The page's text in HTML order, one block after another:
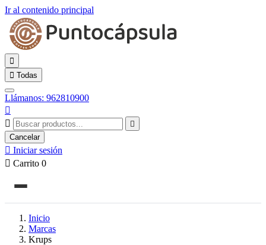
Ir al contenido principal

 Todas
Llámanos: 962810900



Cancelar
 Iniciar sesión
 Carrito 0
Inicio
Marcas
Krups